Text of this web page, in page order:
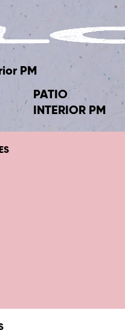
PM
PATIO
INTERIOR PM